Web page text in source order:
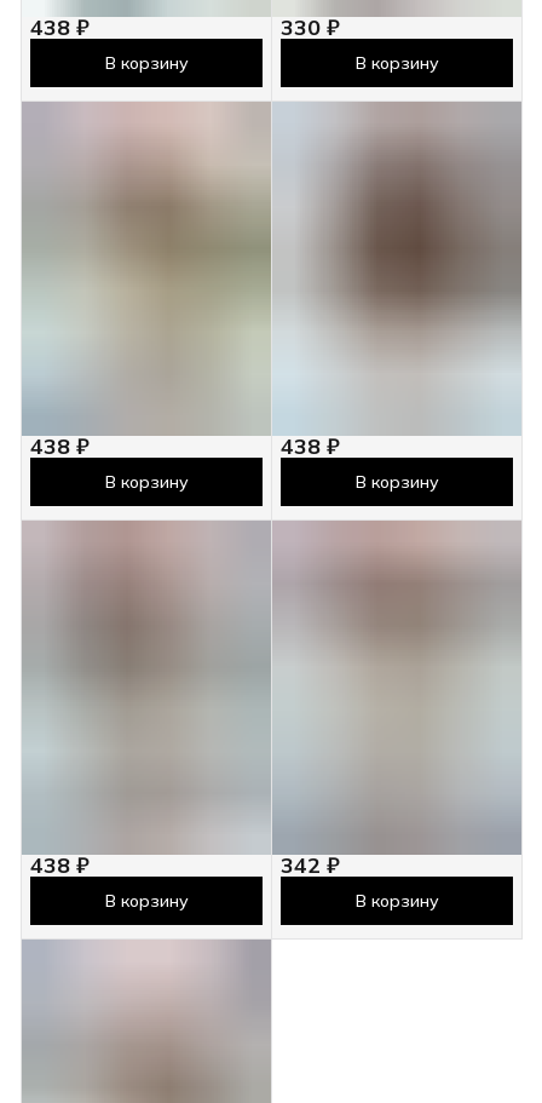
438 ₽
В корзину
330 ₽
В корзину
438 ₽
В корзину
438 ₽
В корзину
438 ₽
В корзину
342 ₽
В корзину